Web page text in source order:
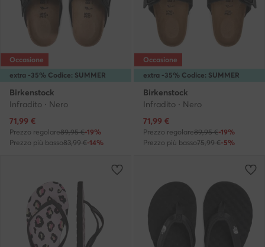
extra -35% Codice: SUMMER
Occasione
Birkenstock
Infradito · Nero
Prezzo attuale
71,99 €
Prezzo regolare89,95 €-19%
Prezzo più basso83,99 €-14%
extra -35% Codice: SUMMER
Occasione
Birkenstock
Infradito · Nero
Prezzo attuale
71,99 €
Prezzo regolare89,95 €-19%
Prezzo più basso75,99 €-5%